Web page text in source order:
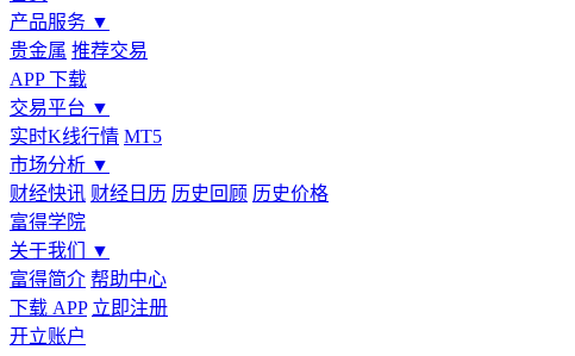
产品服务 ▼
贵金属 推荐交易
APP 下载
交易平台 ▼
实时K线行情 MT5
市场分析 ▼
财经快讯 财经日历 历史回顾 历史价格
富得学院
关于我们
▼
富得简介 帮助中心
下载 APP 立即注册
开立账户